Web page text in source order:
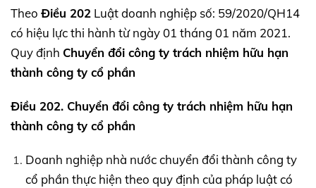
Theo Điều 202 Luật doanh nghiệp số: 59/2020/QH14
có hiệu lực thi hành từ ngày 01 tháng 01 năm 2021.
Quy định Chuyển đổi công ty trách nhiệm hữu hạn
thành công ty cổ phần
Điều 202. Chuyển đổi công ty trách nhiệm hữu hạn
thành công ty cổ phần
Doanh nghiệp nhà nước chuyển đổi thành công ty
cổ phần thực hiện theo quy định của pháp luật có